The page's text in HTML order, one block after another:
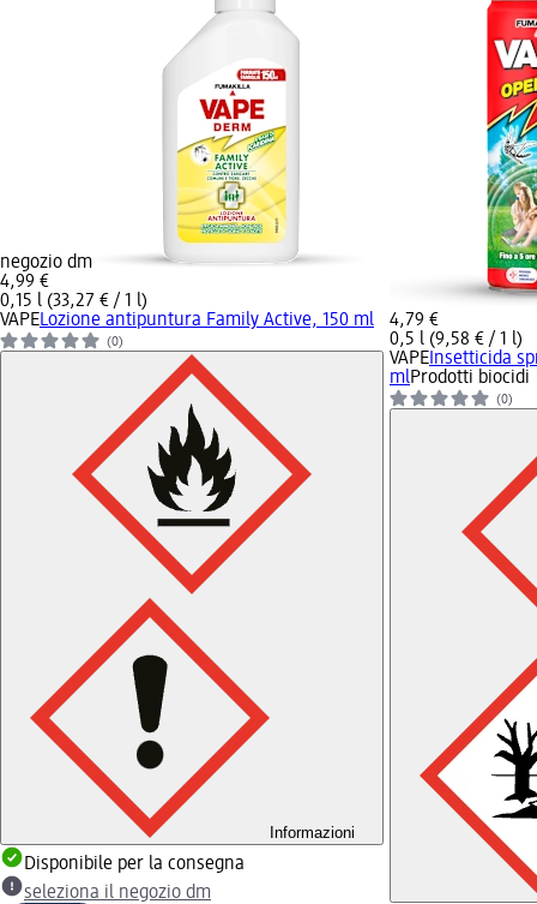
negozio dm
4,99 €
0,15 l (33,27 € / 1 l)
VAPELozione antipuntura Family Active, 150 ml
(0)
Informazioni
Disponibile per la consegna
seleziona il negozio dm
4,79 €
0,5 l (9,58 € / 1 l)
VAPE Insetticida
mlProdotti biocidi
(0)